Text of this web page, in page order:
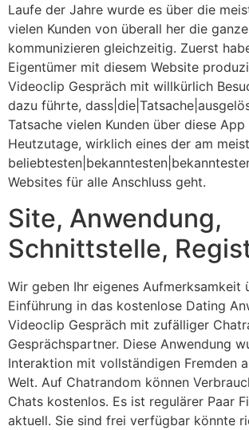
Laufe der Jahre wurde es über die
vielen Kunden von überall her die
kommunizieren gleichzeitig. Zuerst
Eigentümer mit diesem Website
Videoclip Gespräch mit willkürlich
dazu führte,
Tatsache vielen Kunden über diese App
Heutzutage, wirklich eines der am
Websites für alle Anschluss geht.
Site, Anwendung,
Schnittstelle,
Wir geben Ihr eigenes Aufmerksamkeit
Einführung in das kostenlose Dating
Videoclip Gespräch mit zufälliger
Gesprächspartner. Diese Anwendung
Interaktion mit vollständigen Fremden
Welt. Auf Chatrandom können
Chats kostenlos. Es ist regulärer Paar
aktuell. Sie sind frei verfügbar könnte